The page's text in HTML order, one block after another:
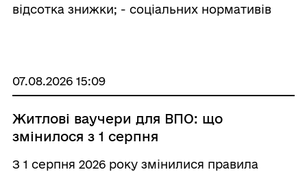
відсотка знижки; - соціальних нормативів
07.08.2026 15:09
Житлові ваучери для ВПО: що
змінилося з 1 серпня
З 1 серпня 2026 року змінилися правила